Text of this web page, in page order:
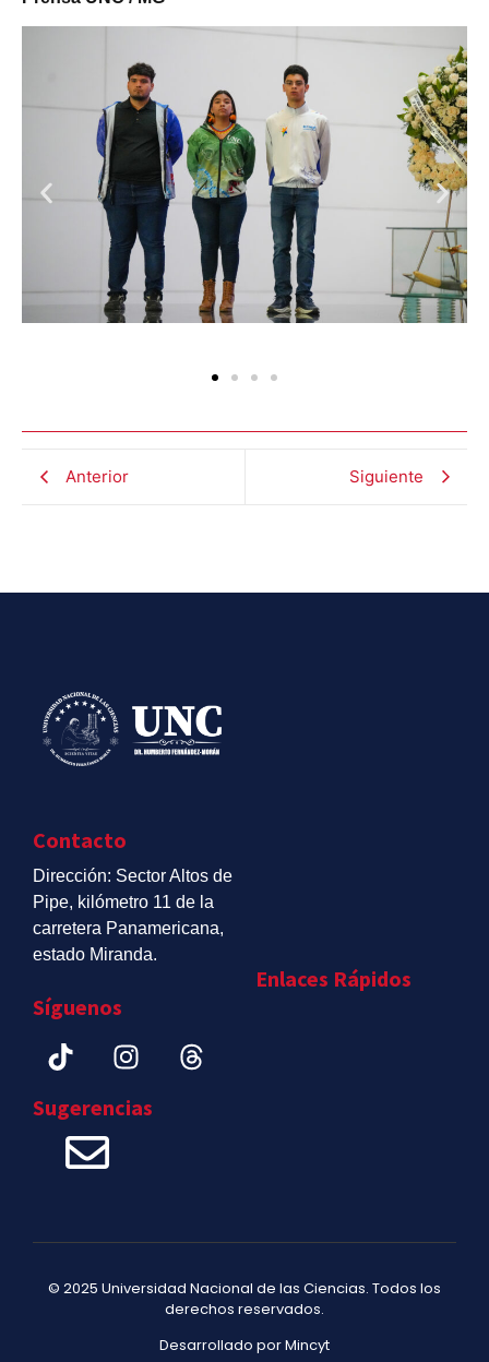
Anterior Siguiente
Contacto
Dirección: Sector Altos de
Pipe, kilómetro 11 de la
carretera Panamericana,
estado Miranda.
Síguenos
Sugerencias
Enlaces Rápidos
© 2025 Universidad Nacional de las Ciencias. Todos los
derechos reservados.
Desarrollado por Mincyt